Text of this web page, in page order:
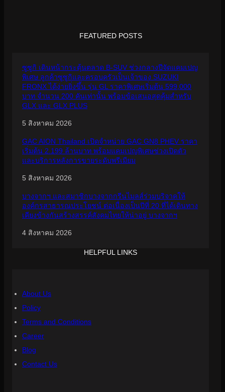
FEATURED POSTS
ซูซูกิ เดินหน้ากระตุ้นตลาด B-SUV ช่วงกลางปีจัดแคมเปญ
พิเศษ ลูกค้าซูซูกิและครอบครัวเป็นเจ้าของ SUZUKI
FRONX ได้ง่ายยิ่งขึ้น รุ่น GL ราคาพิเศษเริ่มต้น 599,000
บาท จำนวน 200 คันเท่านั้น พร้อมข้อเสนอสุดคุ้มสำหรับ
GLX และ GLX PLUS
5 สิงหาคม 2026
GAC AION Thailand เปิดจำหน่าย GAC GN8 PHEV ราคา
เริ่มต้น 2.199 ล้านบาท พร้อมแคมเปญพิเศษช่วงเปิดตัว
และบริการหลังการขายระดับพรีเมียม
5 สิงหาคม 2026
บางจากฯ และสมาชิกบางจากกรีนไมลส์ร่วมบริจาคให้
องค์กรสาธารณประโยชน์ ต่อเนื่องเป็นปีที่ 20 ที่ได้เดินทาง
เคียงข้างกันสร้างสรรค์สังคมไทยให้น่าอยู่ บางจากฯ
4 สิงหาคม 2026
HELPFUL LINKS
About Us
Policy
Terms and Conditions
Career
Blog
Contact Us